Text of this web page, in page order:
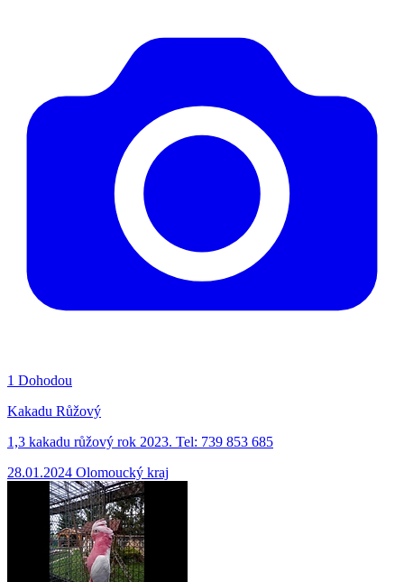
1 Dohodou
Kakadu Růžový
1,3 kakadu růžový rok 2023. Tel: 739 853 685
28.01.2024 Olomoucký kraj